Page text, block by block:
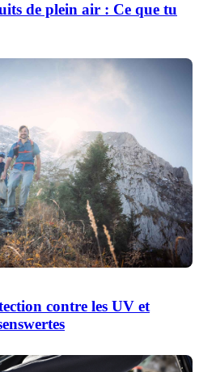
de plein air : Ce que tu
contre les UV et